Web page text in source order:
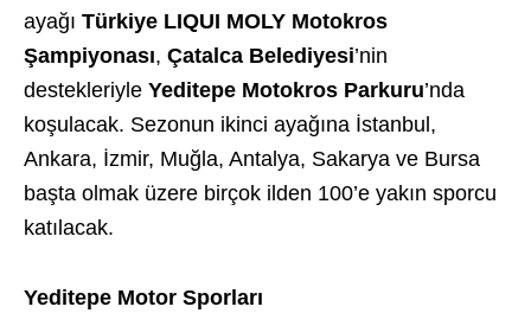
ayağı Türkiye LIQUI MOLY Motokros
Şampiyonası, Çatalca Belediyesi’nin
destekleriyle Yeditepe Motokros Parkuru’nda
koşulacak. Sezonun ikinci ayağına İstanbul,
Ankara, İzmir, Muğla, Antalya, Sakarya ve Bursa
başta olmak üzere birçok ilden 100’e yakın sporcu
katılacak.
Yeditepe Motor Sporları